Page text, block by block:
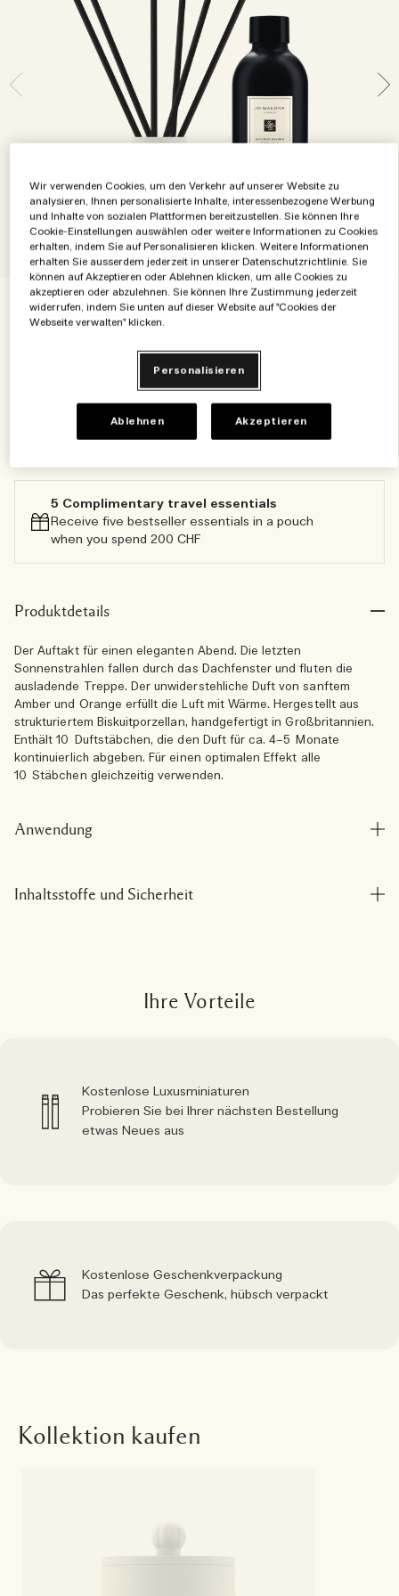
Basil Neroli​
Reichhaltig und floral
Zubehör für Kerzen
Vitamin E Kollektion
€170.00 €0.49/ml 350 ml
Zum Warenkorb hinzufügen
5 Complimentary travel essentials​
Receive five bestseller essentials in a pouch
when you spend 200 CHF
Produktdetails
Der Auftakt für einen eleganten Abend. Die letzten
Sonnenstrahlen fallen durch das Dachfenster und fluten die
ausladende Treppe. Der unwiderstehliche Duft von sanftem
Amber und Orange erfüllt die Luft mit Wärme. Hergestellt aus
strukturiertem Biskuitporzellan, handgefertigt in Großbritannien.
Enthält 10 Duftstäbchen, die den Duft für ca. 4–5 Monate
kontinuierlich abgeben. Für einen optimalen Effekt alle
10 Stäbchen gleichzeitig verwenden.
Anwendung
Inhaltsstoffe und Sicherheit
Ihre Vorteile
Kostenlose Luxusminiaturen
Probieren Sie bei Ihrer nächsten Bestellung
etwas Neues aus
Kostenlose Geschenkverpackung
Das perfekte Geschenk, hübsch verpackt
Kollektion kaufen
Wir verwenden Cookies, um den Verkehr auf unserer Website zu
analysieren, Ihnen personalisierte Inhalte, interessenbezogene Werbung
und Inhalte von sozialen Plattformen bereitzustellen. Sie können Ihre
Cookie-Einstellungen auswählen oder weitere Informationen zu Cookies
erhalten, indem Sie auf Personalisieren klicken. Weitere Informationen
erhalten Sie ausserdem jederzeit in unserer Datenschutzrichtlinie. Sie
können auf Akzeptieren oder Ablehnen klicken, um alle Cookies zu
akzeptieren oder abzulehnen. Sie können Ihre Zustimmung jederzeit
widerrufen, indem Sie unten auf dieser Website auf "Cookies der
Webseite verwalten" klicken.
Personalisieren
Ablehnen Akzeptieren